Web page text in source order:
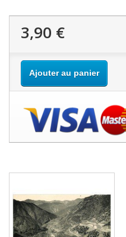
3,90 €
Ajouter au panier